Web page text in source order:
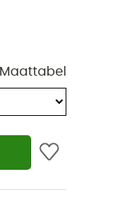
Maattabel